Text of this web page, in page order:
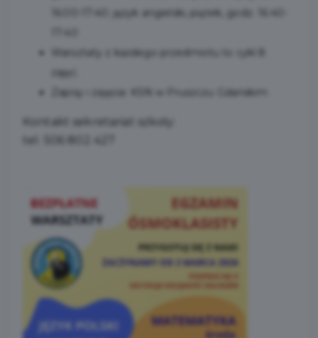
16:00-17:40; język angielski, piątek, godz. 16:40-
Warsztaty z każdego przedmiotu to cykl 8
zajęć.
Zapisy i zajęcia: KSN w Pruszczu Gdańskim
Kontakt sekretariat szkoły:
tel. 506 802 427